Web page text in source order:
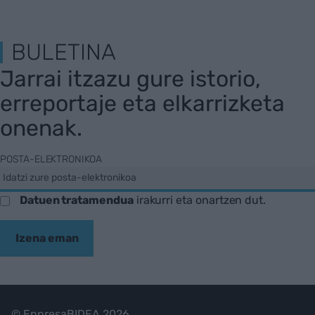
BULETINA
Jarrai itzazu gure istorio,
erreportaje eta elkarrizketa
onenak.
POSTA-ELEKTRONIKOA
Datuen tratamenduairakurri eta onartzen dut.
Izena eman